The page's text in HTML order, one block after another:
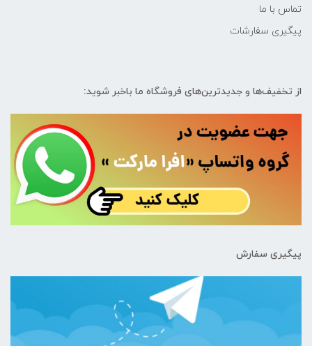
تماس با ما
پیگیری سفارشات
از تخفیف‌ها و جدیدترین‌های فروشگاه ما باخبر شوید:
پیگیری سفارش